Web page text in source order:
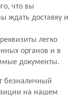
что вы
ждать доставку и
легко
органов и в
документы.
безналичный
на нашем